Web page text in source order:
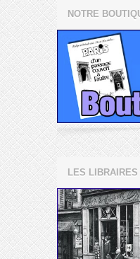
NOTRE
LES